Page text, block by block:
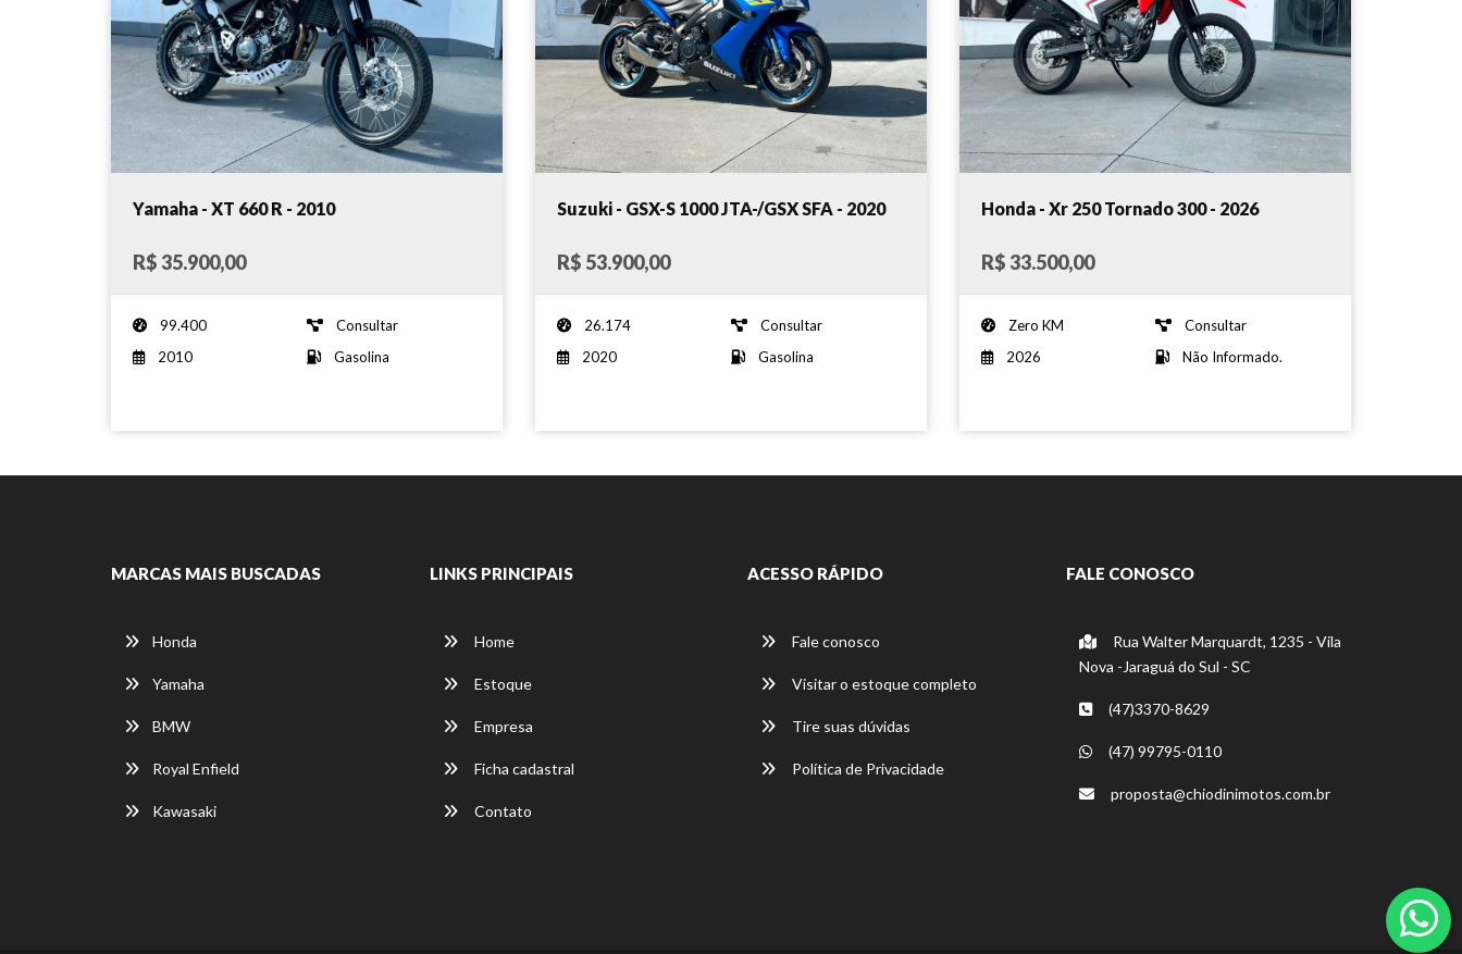
Yamaha - XT 660 R - 2010
R$ 35.900,00
99.400
Consultar
2010
Gasolina
Suzuki - GSX-S 1000 JTA-/GSX SFA - 2020
R$ 53.900,00
26.174
Consultar
2020
Gasolina
Honda - Xr 250 Tornado 300 - 2026
R$ 33.500,00
Zero KM
Consultar
2026
Não Informado.
MARCAS MAIS BUSCADAS
Honda
Yamaha
BMW
Royal Enfield
Kawasaki
LINKS PRINCIPAIS
Home
Estoque
Empresa
Ficha cadastral
Contato
ACESSO RÁPIDO
Fale conosco
Visitar o estoque completo
Tire suas dúvidas
Política de Privacidade
FALE CONOSCO
Rua Walter Marquardt, 1235 - Vila
Nova -Jaraguá do Sul - SC
(47)3370-8629
(47) 99795-0110
proposta@chiodinimotos.com.br